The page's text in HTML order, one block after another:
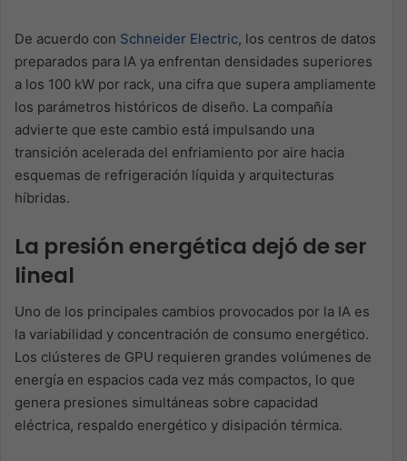
De acuerdo con Schneider Electric, los centros de datos
preparados para IA ya enfrentan densidades superiores
a los 100 kW por rack, una cifra que supera ampliamente
los parámetros históricos de diseño. La compañía
advierte que este cambio está impulsando una
transición acelerada del enfriamiento por aire hacia
esquemas de refrigeración líquida y arquitecturas
híbridas.
La presión energética dejó de ser
lineal
Uno de los principales cambios provocados por la IA es
la variabilidad y concentración de consumo energético.
Los clústeres de GPU requieren grandes volúmenes de
energía en espacios cada vez más compactos, lo que
genera presiones simultáneas sobre capacidad
eléctrica, respaldo energético y disipación térmica.